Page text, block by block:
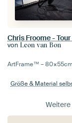
von Leon van Bon
ArtFrame™ –80×55cm
Größe & Material
Weitere